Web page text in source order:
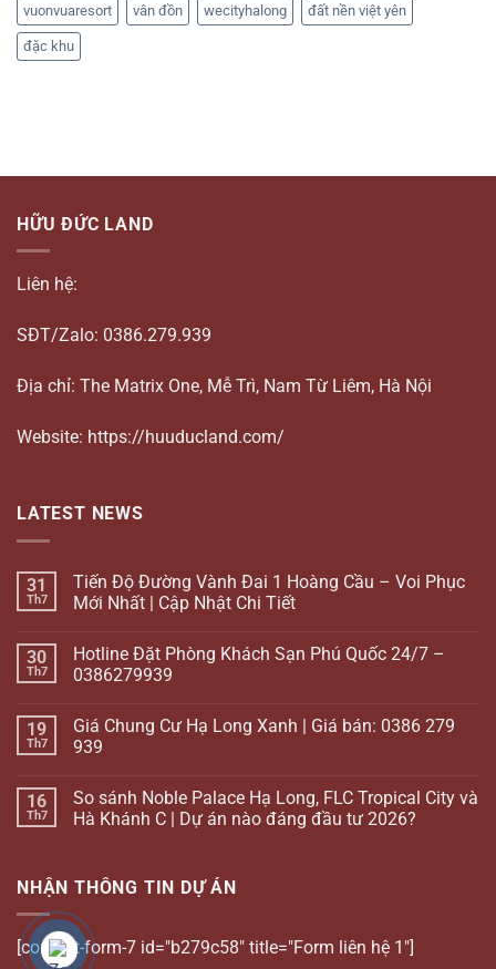
vuonvuaresort vân đồn wecityhalong đất nền việt yên
đặc khu
HỮU ĐỨC LAND
Liên hệ:
SĐT/Zalo: 0386.279.939
Địa chỉ: The Matrix One, Mễ Trì, Nam Từ Liêm, Hà Nội
Website: https://huuducland.com/
LATEST NEWS
31
Th7
Tiến Độ Đường Vành Đai 1 Hoàng Cầu – Voi Phục
Mới Nhất | Cập Nhật Chi Tiết
30
Th7
Hotline Đặt Phòng Khách Sạn Phú Quốc 24/7 –
0386279939
19
Th7
Giá Chung Cư Hạ Long Xanh | Giá bán: 0386 279
939
16
Th7
So sánh Noble Palace Hạ Long, FLC Tropical City và
Hà Khánh C | Dự án nào đáng đầu tư 2026?
NHẬN THÔNG TIN DỰ ÁN
[contact-form-7 id="b279c58" title="Form liên hệ 1"]